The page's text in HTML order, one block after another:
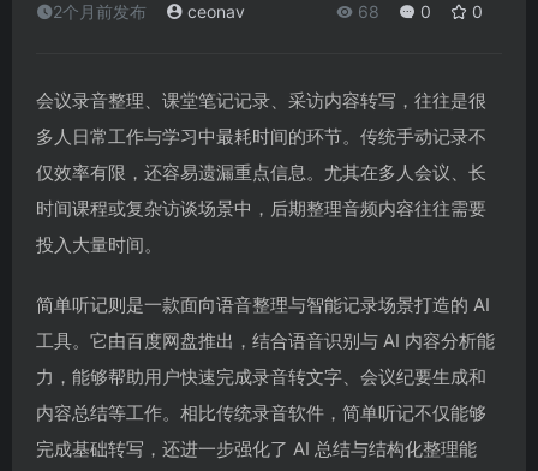
2个月前发布 ceonav 68 0 0
会议录音整理、课堂笔记记录、采访内容转写，往往是很
多人日常工作与学习中最耗时间的环节。传统手动记录不
仅效率有限，还容易遗漏重点信息。尤其在多人会议、长
时间课程或复杂访谈场景中，后期整理音频内容往往需要
投入大量时间。
简单听记则是一款面向语音整理与智能记录场景打造的 AI
工具。它由百度网盘推出，结合语音识别与 AI 内容分析能
力，能够帮助用户快速完成录音转文字、会议纪要生成和
内容总结等工作。相比传统录音软件，简单听记不仅能够
完成基础转写，还进一步强化了 AI 总结与结构化整理能